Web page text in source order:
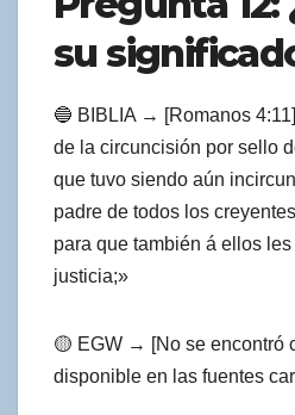
su
🔵 BIBLIA → [Romanos
de la circuncisión por sello
que tuvo siendo aún
padre de todos los
para que también á ellos
justicia;»
🟡 EGW → [No se encontró
disponible en las fuentes